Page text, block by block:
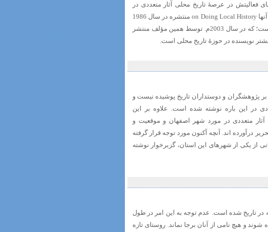
فعالیتش در عرصۀ تاریخ محلی آثار متعددی در
کارنامۀ علمی و پژوهشی اش ثبت نموده است. از تأثیرگذارترین آنها on Doing Local History منتشره در سال 1986
می‌باشد. کتاب در باب تاریخ محلی ترجمۀ ویرایش دوم این اثر است؛ که در سال 2003م. توسط همین مؤلف منتشر
نویسنده در حوزۀ تاریخ محلی است.
پژوهشگران و دوستداران تاریخ پوشیده نیست و
در این باره نوشته شده است. علاوه بر این
آثار متعددی در مورد شهر اصفهان و موقعیت و
درآورده اند. آنچه آکنون مورد توجه قرار گرفته
از یکی از شهرهای این استان، گزبرخوار نوشته
در تاریخ شده است. عدم توجه به این امر در طول
و هیچ نامی از آنان برجا نماند. روستای تازه